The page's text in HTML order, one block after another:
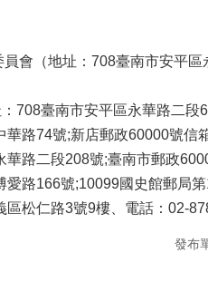
會（地址：708臺南市安平
708臺南市安平區永華路二段
路74號;新店郵政60000號信
路二段208號;臺南市郵政
路166號;10099國史館郵局
松仁路3號9樓、電話：02-
發布